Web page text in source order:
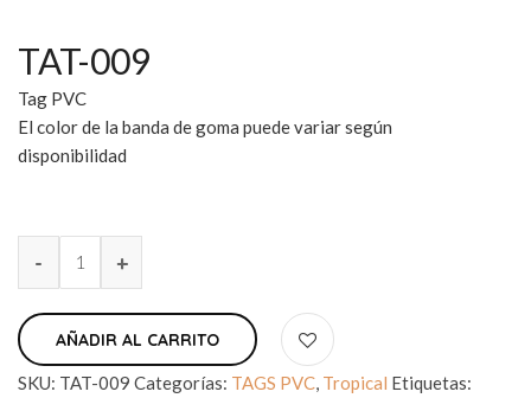
TAT-009
Tag PVC
El color de la banda de goma puede variar según
disponibilidad
AÑADIR AL CARRITO
SKU: TAT-009 Categorías: TAGS PVC, Tropical Etiquetas: